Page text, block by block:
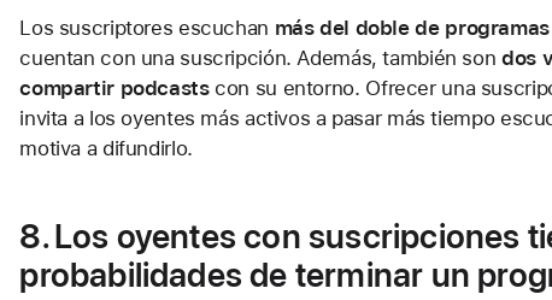
Los suscriptores escuchan más del doble de
cuentan con una suscripción. Además, también sondos
compartir podcastscon su entorno. Ofrecer una
invita a los oyentes más activos a pasar más tiempo
motiva a difundirlo.
8. Los oyentes con suscripciones
probabilidades de terminar un